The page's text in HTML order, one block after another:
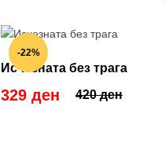
-22%
Исчезната без трага
420 ден
329 ден